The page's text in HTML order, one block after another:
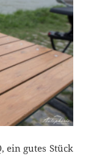
ein gutes Stück